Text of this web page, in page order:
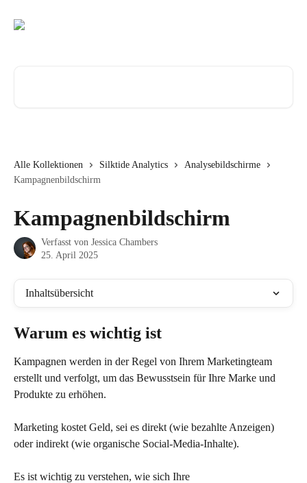
Alle Kollektionen Silktide Analytics
Analysebildschirme
Kampagnenbildschirm
Kampagnenbildschirm
Verfasst von Jessica Chambers
25. April 2025
Inhaltsübersicht
Warum es wichtig ist
Kampagnen werden in der Regel von Ihrem Marketingteam
erstellt und verfolgt, um das Bewusstsein für Ihre Marke und
Produkte zu erhöhen.
Marketing kostet Geld, sei es direkt (wie bezahlte Anzeigen)
oder indirekt (wie organische Social-Media-Inhalte).
Es ist wichtig zu verstehen, wie sich Ihre